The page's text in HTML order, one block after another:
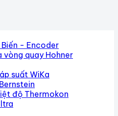
- Encoder
vòng quay Hohner
suất WiKa
độ Thermokon